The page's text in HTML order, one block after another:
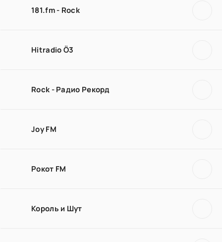
181.fm - Rock
Hitradio Ö3
Rock - Радио Рекорд
Joy FM
Рокот FM
Король и Шут